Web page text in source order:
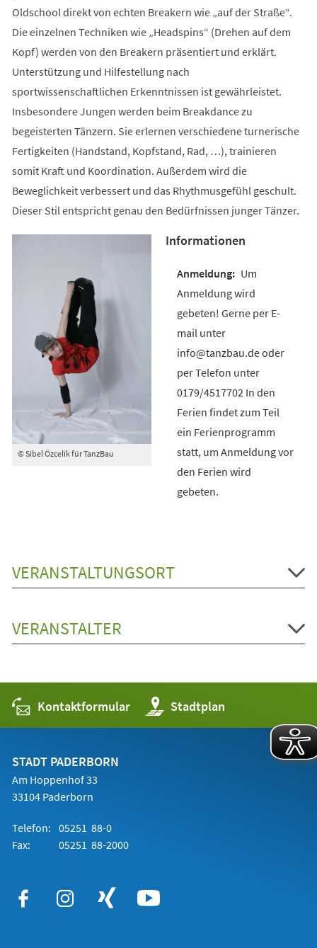
Oldschool direkt von echten Breakern wie „auf der Straße“.
Die einzelnen Techniken wie „Headspins“ (Drehen auf dem
Kopf) werden von den Breakern präsentiert und erklärt.
Unterstützung und Hilfestellung nach
sportwissenschaftlichen Erkenntnissen ist gewährleistet.
Insbesondere Jungen werden beim Breakdance zu
begeisterten Tänzern. Sie erlernen verschiedene turnerische
Fertigkeiten (Handstand, Kopfstand, Rad, …), trainieren
somit Kraft und Koordination. Außerdem wird die
Beweglichkeit verbessert und das Rhythmusgefühl geschult.
Dieser Stil entspricht genau den Bedürfnissen junger Tänzer.
© Sibel Özcelik für TanzBau
Informationen
Um
Anmeldung wird
gebeten! Gerne per E-
mail unter
info@tanzbau.de oder
per Telefon unter
0179/4517702 In den
Ferien findet zum Teil
ein Ferienprogramm
statt, um Anmeldung vor
den Ferien wird
gebeten.
VERANSTALTUNGSORT
VERANSTALTER
Kontaktformular Stadtplan
(Öffnet
in
einem
STADT PADERBORN
Am Hoppenhof 33
33104 Paderborn
Telefon: 05251 88-0
Fax:
05251 88-2000